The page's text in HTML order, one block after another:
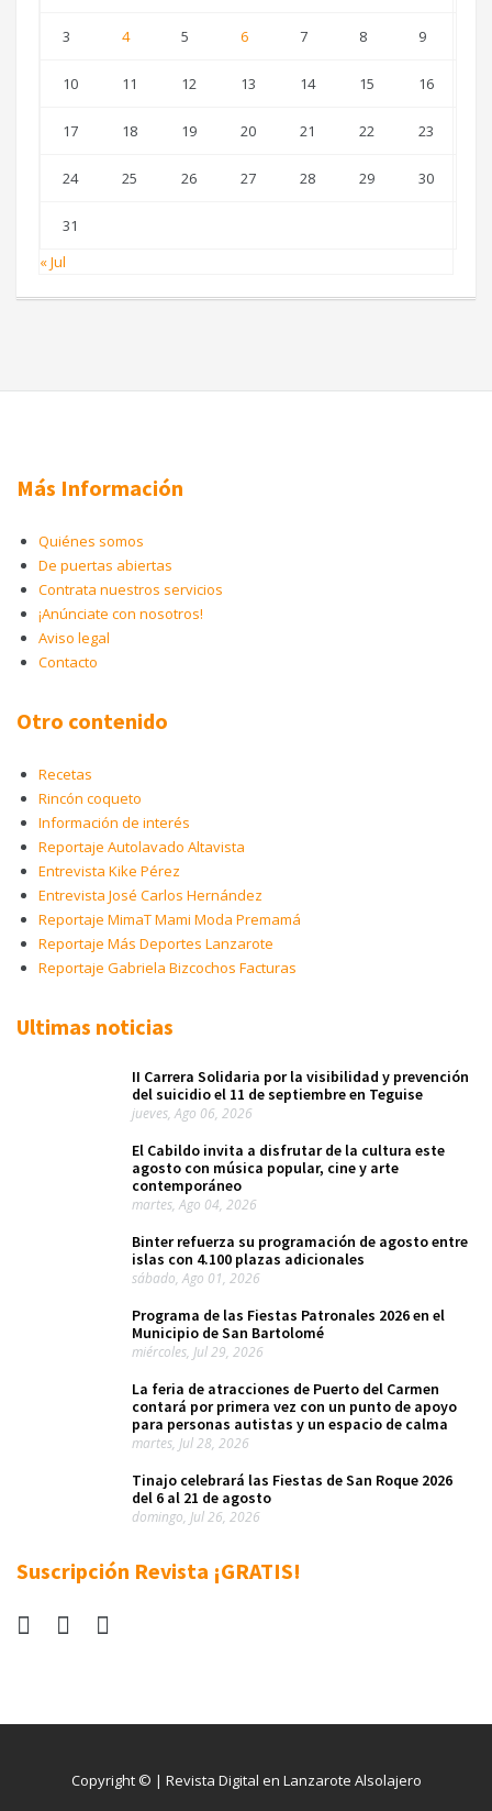
3 4 5 6 7 8 9
10 11 12 13 14 15 16
17 18 19 20 21 22 23
24 25 26 27 28 29 30
31
« Jul
Más Información
Quiénes somos
De puertas abiertas
Contrata nuestros servicios
¡Anúnciate con nosotros!
Aviso legal
Contacto
Otro contenido
Recetas
Rincón coqueto
Información de interés
Reportaje Autolavado Altavista
Entrevista Kike Pérez
Entrevista José Carlos Hernández
Reportaje MimaT Mami Moda Premamá
Reportaje Más Deportes Lanzarote
Reportaje Gabriela Bizcochos Facturas
Ultimas noticias
II Carrera Solidaria por la visibilidad y prevención
del suicidio el 11 de septiembre en Teguise
jueves, Ago 06, 2026
El Cabildo invita a disfrutar de la cultura este
agosto con música popular, cine y arte
contemporáneo
martes, Ago 04, 2026
Binter refuerza su programación de agosto entre
islas con 4.100 plazas adicionales
sábado, Ago 01, 2026
Programa de las Fiestas Patronales 2026 en el
Municipio de San Bartolomé
miércoles, Jul 29, 2026
La feria de atracciones de Puerto del Carmen
contará por primera vez con un punto de apoyo
para personas autistas y un espacio de calma
martes, Jul 28, 2026
Tinajo celebrará las Fiestas de San Roque 2026
del 6 al 21 de agosto
domingo, Jul 26, 2026
Suscripción Revista ¡GRATIS!
Copyright © | Revista Digital en Lanzarote Alsolajero